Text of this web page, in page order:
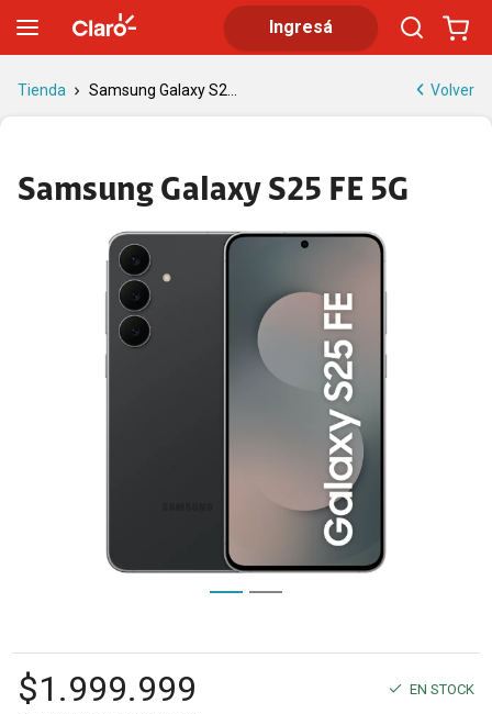
Ingresá
Tienda Samsung Galaxy S2... Volver
Samsung Galaxy S25 FE 5G
$1.999.999 EN STOCK
Samsung Galaxy S25 FE 5G | Tienda Claro